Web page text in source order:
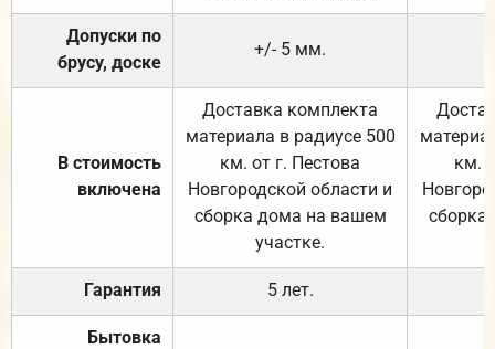
Допуски по
брусу, доске
+/- 5 мм.
В стоимость
включена
Доставка комплекта
материала в радиусе 500
км. от г. Пестова
Новгородской области и
сборка дома на вашем
участке.
км.
Гарантия 5 лет.
Бытовка